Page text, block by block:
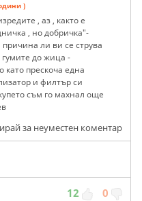
)
, аз , както е
, но добричка"-
ли ви се струва
гумите до жица -
като прескоча една
и филтър си
съм го махнал още
за неуместен коментар
12 0